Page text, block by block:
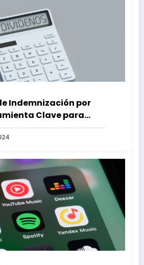
Indemnización por
Clave para
Laborales